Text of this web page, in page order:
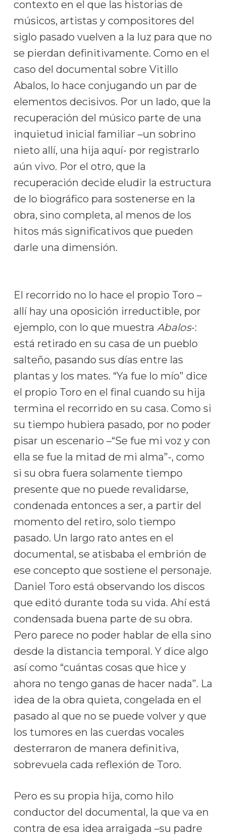
contexto en el que las historias de
músicos, artistas y compositores del
siglo pasado vuelven a la luz para que no
se pierdan definitivamente. Como en el
caso del documental sobre Vitillo
Abalos, lo hace conjugando un par de
elementos decisivos. Por un lado, que la
recuperación del músico parte de una
inquietud inicial familiar –un sobrino
nieto allí, una hija aquí- por registrarlo
aún vivo. Por el otro, que la
recuperación decide eludir la estructura
de lo biográfico para sostenerse en la
obra, sino completa, al menos de los
hitos más significativos que pueden
darle una dimensión.
El recorrido no lo hace el propio Toro –
allí hay una oposición irreductible, por
ejemplo, con lo que muestra Abalos-:
está retirado en su casa de un pueblo
salteño, pasando sus días entre las
plantas y los mates. “Ya fue lo mío” dice
el propio Toro en el final cuando su hija
termina el recorrido en su casa. Como si
su tiempo hubiera pasado, por no poder
pisar un escenario –“Se fue mi voz y con
ella se fue la mitad de mi alma”-, como
si su obra fuera solamente tiempo
presente que no puede revalidarse,
condenada entonces a ser, a partir del
momento del retiro, solo tiempo
pasado. Un largo rato antes en el
documental, se atisbaba el embrión de
ese concepto que sostiene el personaje.
Daniel Toro está observando los discos
que editó durante toda su vida. Ahí está
condensada buena parte de su obra.
Pero parece no poder hablar de ella sino
desde la distancia temporal. Y dice algo
así como “cuántas cosas que hice y
ahora no tengo ganas de hacer nada”. La
idea de la obra quieta, congelada en el
pasado al que no se puede volver y que
los tumores en las cuerdas vocales
desterraron de manera definitiva,
sobrevuela cada reflexión de Toro.
Pero es su propia hija, como hilo
conductor del documental, la que va en
contra de esa idea arraigada –su padre